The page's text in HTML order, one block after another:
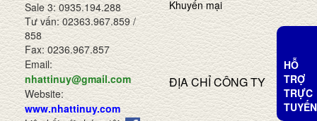
Sale 3: 0935.194.288
Tư vấn: 02363.967.859 /
858
Fax: 0236.967.857
Email:
nhattinuy@gmail.com
Website:
www.nhattinuy.com
Khuyến mại
ĐỊA CHỈ CÔNG TY
HỖ
TRỢ
TRỰC
TUYẾN